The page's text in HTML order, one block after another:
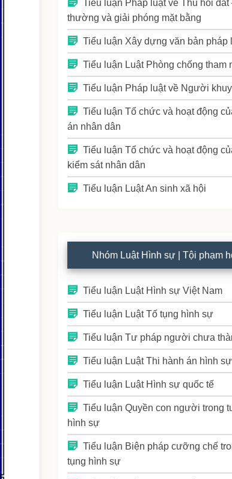
Tiểu luận Pháp luật về Thu hồi đất
thường và giải phóng mặt bằng
Tiểu luận Xây dựng văn bản pháp
Tiểu luận Luật Phòng chống tham
Tiểu luận Pháp luật về Người
Tiểu luận Tổ chức và hoạt động
án nhân dân
Tiểu luận Tổ chức và hoạt động
kiểm sát nhân dân
Tiểu luận Luật An sinh xã hội
Nhóm Luật Hình sự | Tội phạm
Tiểu luận Luật Hình sự Việt Nam
Tiểu luận Luật Tố tụng hình sự
Tiểu luận Tư pháp người chưa
Tiểu luận Luật Thi hành án hình sự
Tiểu luận Luật Hình sự quốc tế
Tiểu luận Quyền con người trong
hình sự
Tiểu luận Biện pháp cưỡng chế
tụng hình sự